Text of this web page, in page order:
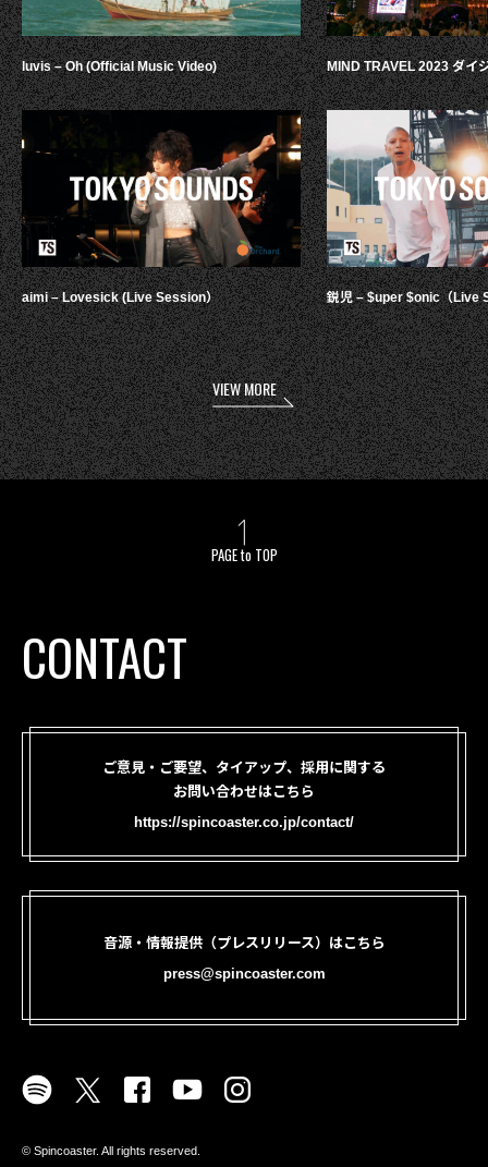
luvis – Oh (Official Music Video)
aimi – Lovesick (Live Session）
MIND TRAVEL 2023 ダイ
鋭児 – $uper $onic（Live
VIEW MORE
PAGE to TOP
CONTACT
ご意見・ご要望、タイアップ、採用に関する
お問い合わせはこちら
https://spincoaster.co.jp/contact/
音源・情報提供（プレスリリース）はこちら
press@spincoaster.com
©︎ Spincoaster. All rights reserved.